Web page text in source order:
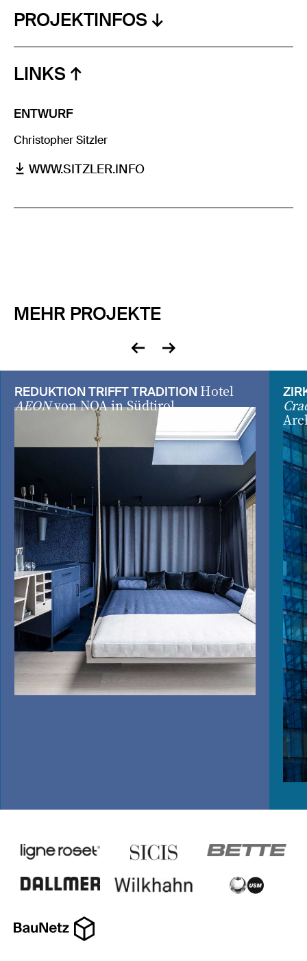
PROJEKTINFOS
LINKS
ENTWURF
Christopher Sitzler
WWW.SITZLER.INFO
MEHR PROJEKTE
zurück
vor
REDUKTION TRIFFT TRADITION Hotel
AEONvon NOA in Südtirol